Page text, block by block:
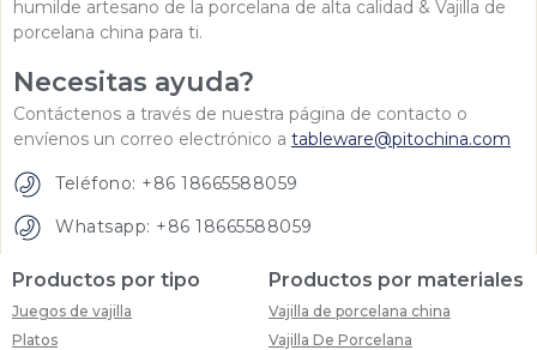
humilde artesano de la porcelana de alta calidad & Vajilla de
porcelana china para ti.
Necesitas ayuda?
Contáctenos a través de nuestra página de contacto o
envíenos un correo electrónico a tableware@pitochina.com
Teléfono: +86 18665588059
Whatsapp: +86 18665588059
Productos por tipo
Juegos de vajilla
Platos
Productos por materiales
Vajilla de porcelana china
Vajilla De Porcelana